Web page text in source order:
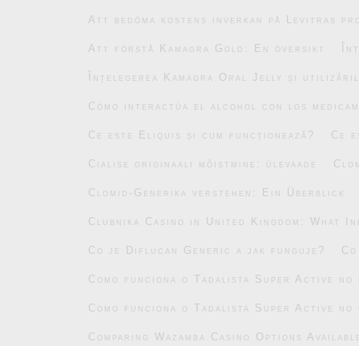
Att bedöma kostens inverkan på Levitras
Att förstå Kamagra Gold: En översikt
Înțelegerea Kamagra Oral Jelly și
Cómo interactúa el alcohol con los
Ce este Eliquis și cum funcționează? Ce
Cialise originaali mõistmine: ülevaade
Clomid-Generika verstehen: Ein Überblick
Clubnika Casino in United Kingdom: What
Co je Diflucan Generic a jak funguje?
Como funciona o Tadalista Super Active no
Como funciona o Tadalista Super Active no
Comparing Wazamba Casino Options